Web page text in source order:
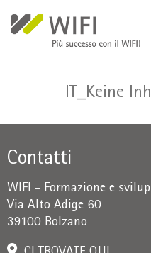
IT_Keine
Contatti
WIFI - Formazione e
Via Alto Adige 60
39100 Bolzano